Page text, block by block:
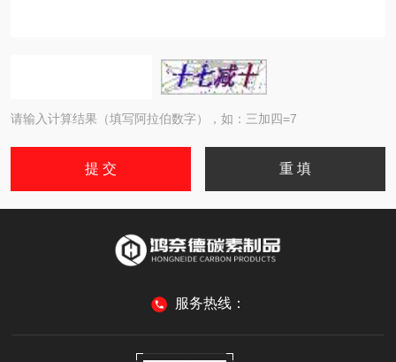
请输入计算结果（填写阿拉伯数字），如：三加四=7
服务热线：